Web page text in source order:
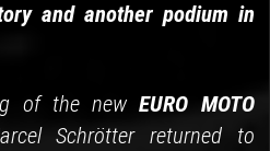
and another podium in
of the newEURO MOTO
Schrötter returned to